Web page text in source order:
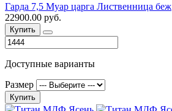
Гарда 7,5 Муар царга Лиственница беж
22900.00 руб.
Купить
Доступные варианты
Размер
Купить